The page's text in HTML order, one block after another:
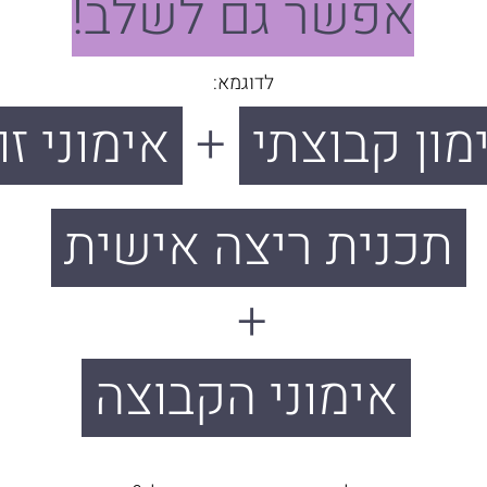
אפשר גם לשלב!
לדוגמא:
קבוצתי + אימוני
תכנית ריצה אישית
+
אימוני הקבוצה